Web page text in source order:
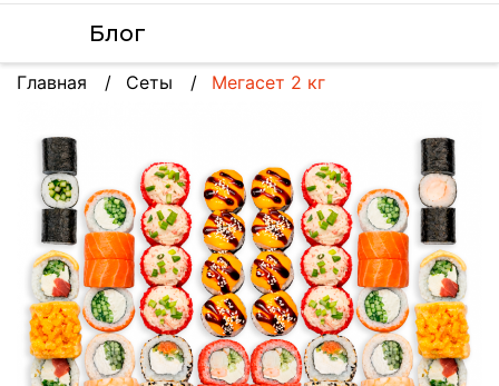
Блог
Главная Сеты Мегасет 2 кг